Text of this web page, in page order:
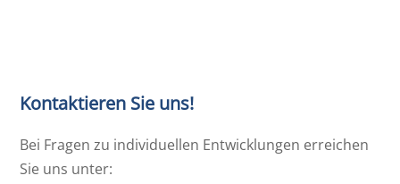
Kontaktieren Sie uns!
Bei Fragen zu individuellen Entwicklungen erreichen
Sie uns unter: